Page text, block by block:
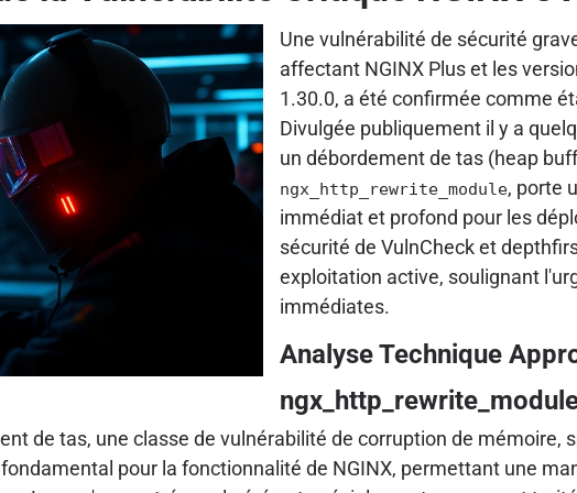
Une vulnérabilité de sécurité
affectant NGINX Plus et les
1.30.0, a été confirmée comme
Divulgée publiquement il y a
un débordement de tas (heap
ngx_http_rewrite_module, porte
immédiat et profond pour les
sécurité de VulnCheck et
exploitation active, soulignant
immédiates.
Analyse Technique
de tas, une classe de vulnérabilité de corruption de mémoire,
pour la fonctionnalité de NGINX, permettant une